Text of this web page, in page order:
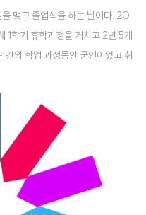
맺고 졸업식을 하는 날이다. 20
1학기 휴학과정을 거치고 2년 5개
간의 학업 과정동안 군인이었고 취
의 학업의 과정동안 최선을 다했
맺는다. 졸업식 시작전 학위복을
게 오렌지색 머플러를 착용한다.
다. 우리 학교의 학위복은 석사를
복을 대여하고 졸업식을 기념하기